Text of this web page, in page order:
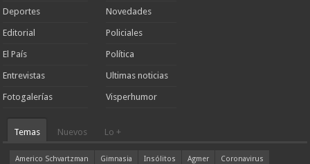
Deportes
Editorial
El País
Entrevistas
Fotogalerías
Novedades
Policiales
Política
Ultimas noticias
Visperhumor
Temas Nuevos Lo +
Americo Schvartzman Gimnasia Insólitos Agmer
Coronavirus